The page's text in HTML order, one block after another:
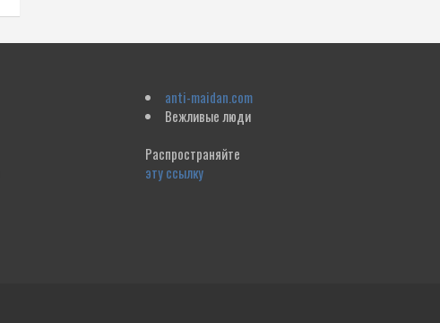
anti-maidan.com
Вежливые люди
Распространяйте
эту ссылку